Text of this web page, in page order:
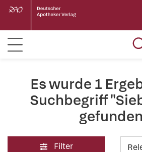
Es wurde 1
Suchbegriff
Filter